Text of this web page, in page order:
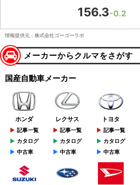
156.3-0.2
情報提供元：株式会社ゴーゴーラボ
メーカーからクルマをさがす
国産自動車メーカー
ホンダ
記事一覧
カタログ
中古車
レクサス
記事一覧
カタログ
中古車
トヨタ
記事一覧
カタログ
中古車